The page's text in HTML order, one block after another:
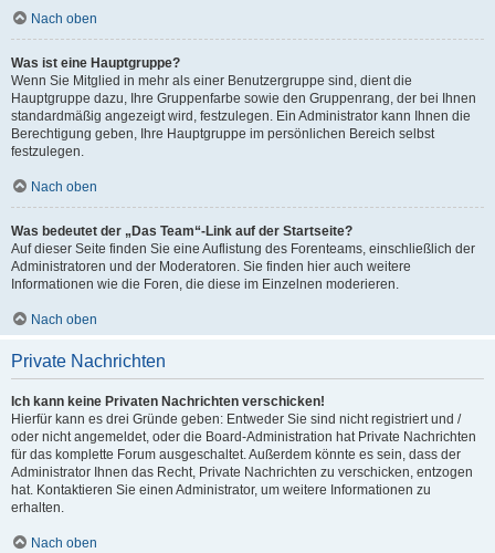
Nach oben
Was ist eine Hauptgruppe?
Wenn Sie Mitglied in mehr als einer Benutzergruppe sind, dient die
Hauptgruppe dazu, Ihre Gruppenfarbe sowie den Gruppenrang, der bei Ihnen
standardmäßig angezeigt wird, festzulegen. Ein Administrator kann Ihnen die
Berechtigung geben, Ihre Hauptgruppe im persönlichen Bereich selbst
festzulegen.
Nach oben
Was bedeutet der „Das Team“-Link auf der Startseite?
Auf dieser Seite finden Sie eine Auflistung des Forenteams, einschließlich der
Administratoren und der Moderatoren. Sie finden hier auch weitere
Informationen wie die Foren, die diese im Einzelnen moderieren.
Nach oben
Private Nachrichten
Ich kann keine Privaten Nachrichten verschicken!
Hierfür kann es drei Gründe geben: Entweder Sie sind nicht registriert und /
oder nicht angemeldet, oder die Board-Administration hat Private Nachrichten
für das komplette Forum ausgeschaltet. Außerdem könnte es sein, dass der
Administrator Ihnen das Recht, Private Nachrichten zu verschicken, entzogen
hat. Kontaktieren Sie einen Administrator, um weitere Informationen zu
erhalten.
Nach oben